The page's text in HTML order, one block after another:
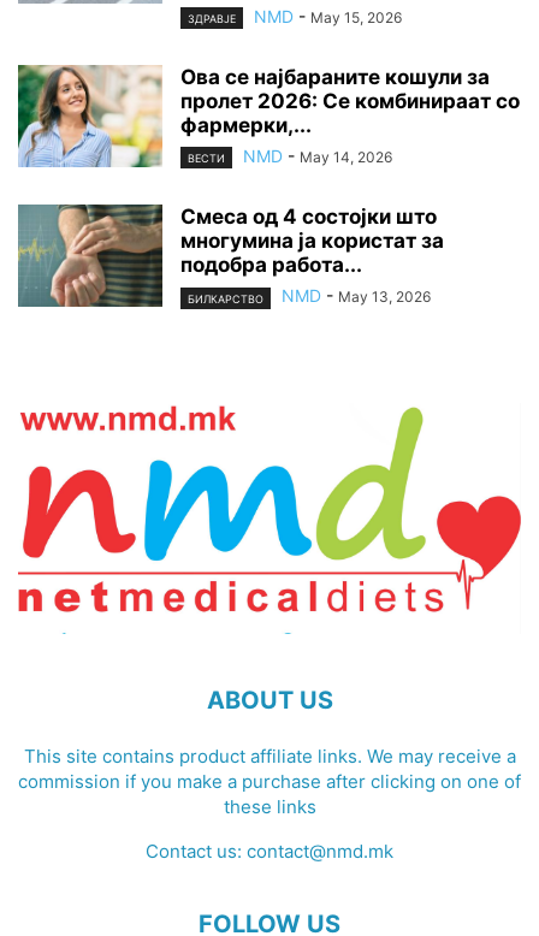
ЗДРАВЈЕ NMD - May 15, 2026
Ова се најбараните кошули за
пролет 2026: Се комбинираат со
фармерки,...
ВЕСТИ NMD - May 14, 2026
Смеса од 4 состојки што
многумина ја користат за
подобра работа...
БИЛКАРСТВО NMD - May 13, 2026
ABOUT US
This site contains product affiliate links. We may receive a
commission if you make a purchase after clicking on one of
these links
Contact us: contact@nmd.mk
FOLLOW US